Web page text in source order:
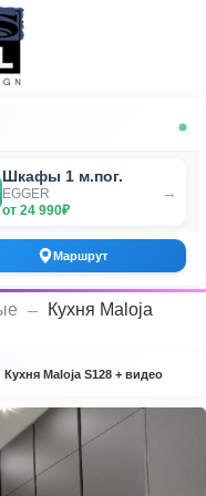
Шкафы 1 м.пог.
EGGER
от 24 990₽
→
Маршрут
Кухня Maloja
Кухня Maloja S128 + видео